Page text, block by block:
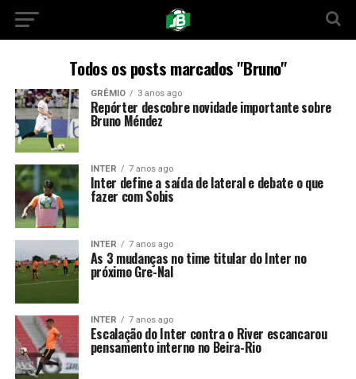
Todos os posts marcados "Bruno"
GRÊMIO 3 anos ago
Repórter descobre novidade importante sobre
Bruno Méndez
INTER 7 anos ago
Inter define a saída de lateral e debate o que
fazer com Sobis
INTER 7 anos ago
As 3 mudanças no time titular do Inter no
próximo Gre-Nal
INTER 7 anos ago
Escalação do Inter contra o River escancarou
pensamento interno no Beira-Rio